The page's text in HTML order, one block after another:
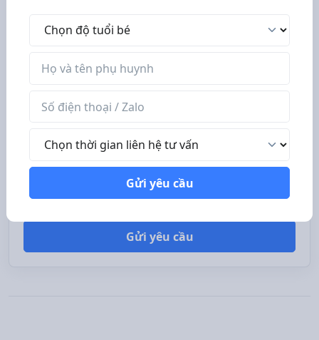
phụ huynh quan tâm: chương trình học, học phí, chế độ
dinh dưỡng...
Độ tuổi bé
Tên phụ huynh
Số điện thoại / Zalo
Thời gian liên hệ tư vấn
Gửi yêu cầu
Gửi yêu cầu